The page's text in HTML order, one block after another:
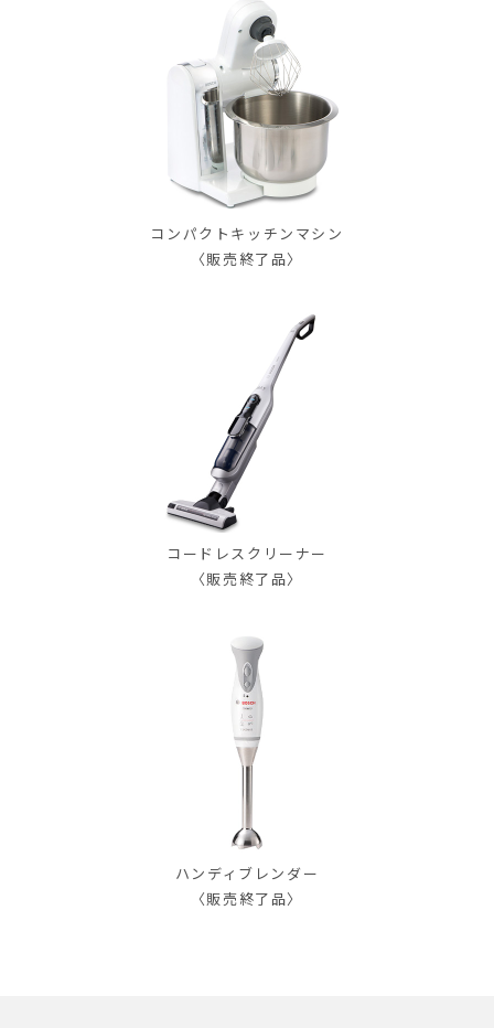
コンパクトキッチンマシン
〈販売終了品〉
コードレスクリーナー
〈販売終了品〉
ハンディブレンダー
〈販売終了品〉